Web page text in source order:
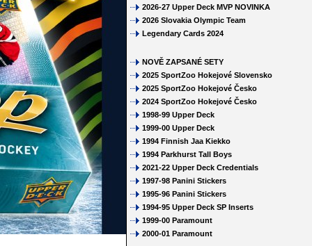
2026-27 Upper Deck MVP NOVINKA
2026 Slovakia Olympic Team
Legendary Cards 2024
NOVĚ ZAPSANÉ SETY
2025 SportZoo Hokejové Slovensko
2025 SportZoo Hokejové Česko
2024 SportZoo Hokejové Česko
1998-99 Upper Deck
1999-00 Upper Deck
1994 Finnish Jaa Kiekko
1994 Parkhurst Tall Boys
2021-22 Upper Deck Credentials
1997-98 Panini Stickers
1995-96 Panini Stickers
1994-95 Upper Deck SP Inserts
1999-00 Paramount
2000-01 Paramount